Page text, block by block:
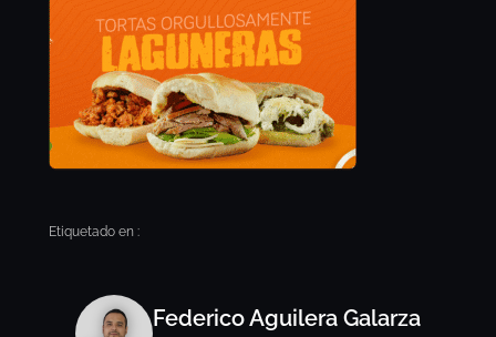
Etiquetado en :
Federico Aguilera Galarza